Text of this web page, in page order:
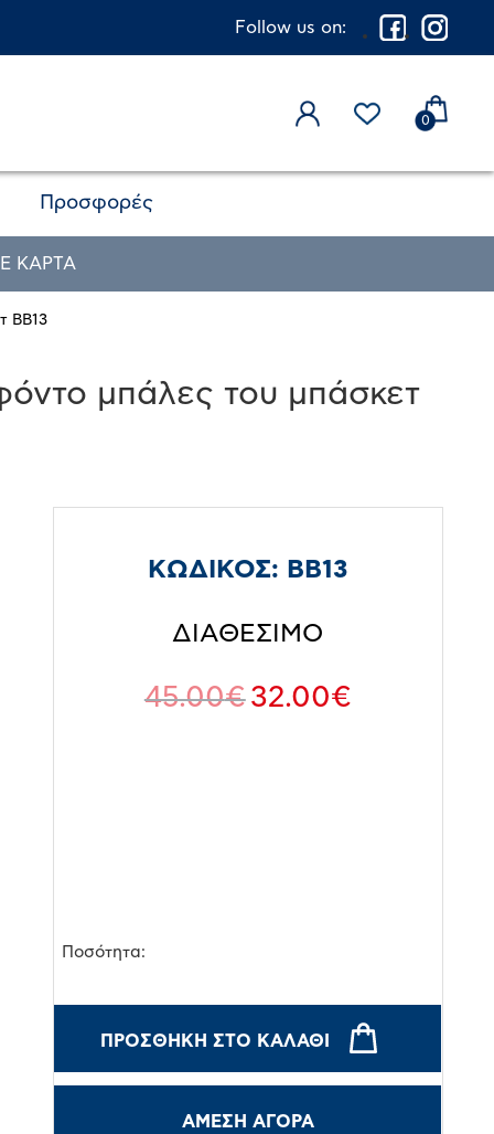
Follow us on:
0
Προσφορές
ΚΑΡΤΑ
BB13
μπάλες του μπάσκετ
ΚΩΔΙΚΟΣ: BB13
ΔΙΑΘΕΣΙΜΟ
45.00€32.00€
Ποσότητα:
ΠΡΟΣΘΉΚΗ ΣΤΟ ΚΑΛΆΘΙ
ΑΜΕΣΗ ΑΓΟΡΑ